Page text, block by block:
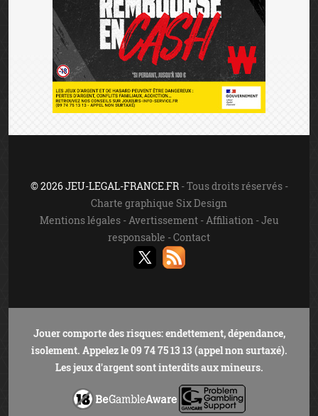
© 2026 JEU-LEGAL-FRANCE.FR- Tous droits réservés -
Charte graphique Six Design
Mentions légales- Avertissement- Affiliation -Jeu
responsable -Contact
Jouer comporte des risques: endettement, dépendance,
isolement. Appelez le 09 74 75 13 13 (appel non surtaxé).
Les jeux d'argent sont interdits aux mineurs.